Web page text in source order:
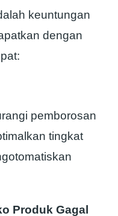
keuntungan
dengan
pemborosan
tingkat
Produk Gagal